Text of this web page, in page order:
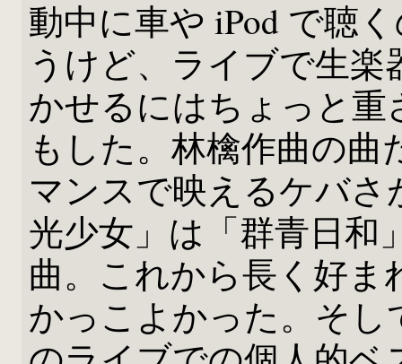
動中に車や iPod で聴
うけど、ライブで生
かせるにはちょっと
もした。林檎作曲の
マンスで映えるケバ
光少女」は「群青日和
曲。これから長く好
かっこよかった。そし